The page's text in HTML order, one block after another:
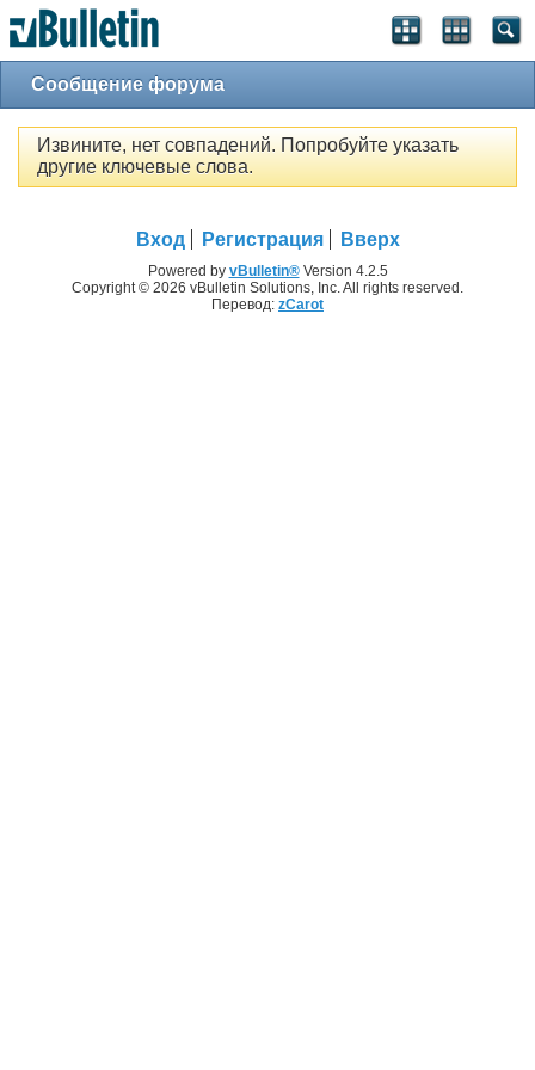
Сообщение форума
Извините, нет совпадений. Попробуйте указать
другие ключевые слова.
Вход Регистрация Вверх
Powered by vBulletin®Version 4.2.5
Copyright © 2026 vBulletin Solutions, Inc. All rights reserved.
Перевод: zCarot